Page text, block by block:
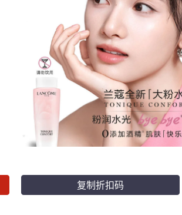
复制折扣码